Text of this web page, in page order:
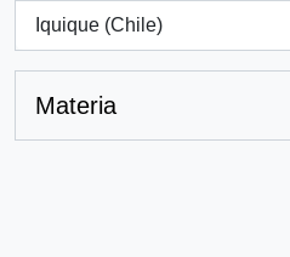
Iquique (Chile)
, 2 resultados
Materia